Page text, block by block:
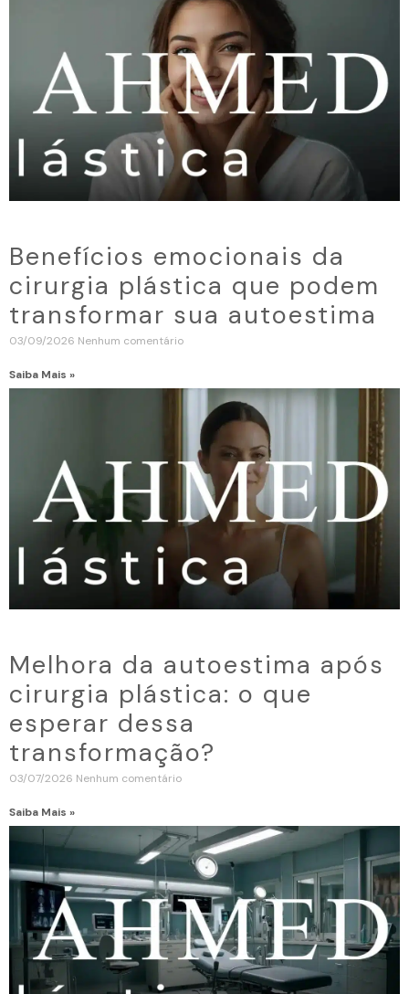
Benefícios emocionais da
cirurgia plástica que podem
transformar sua autoestima
03/09/2026 Nenhum comentário
Saiba Mais »
Melhora da autoestima após
cirurgia plástica: o que
esperar dessa
transformação?
03/07/2026 Nenhum comentário
Saiba Mais »